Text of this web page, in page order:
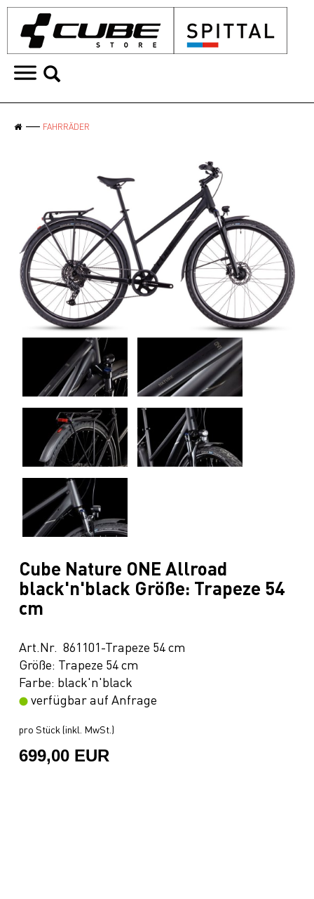
FAHRRÄDER
Cube Nature ONE Allroad
black'n'black Größe: Trapeze 54
cm
Art.Nr. 861101-Trapeze 54 cm
Größe: Trapeze 54 cm
Farbe: black'n'black
verfügbar auf Anfrage
pro Stück (inkl. MwSt.)
699,00 EUR